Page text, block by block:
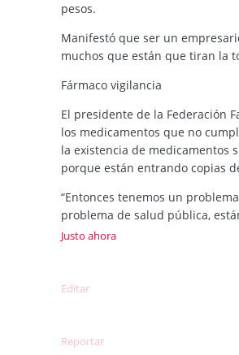
pesos.
Manifestó que ser un
muchos que están que tiran la
Fármaco vigilancia
El presidente de la Federación
los medicamentos que no
la existencia de medicamentos
porque están entrando copias
“Entonces tenemos un
problema de salud pública,
Justo ahora
Editar
Reportar